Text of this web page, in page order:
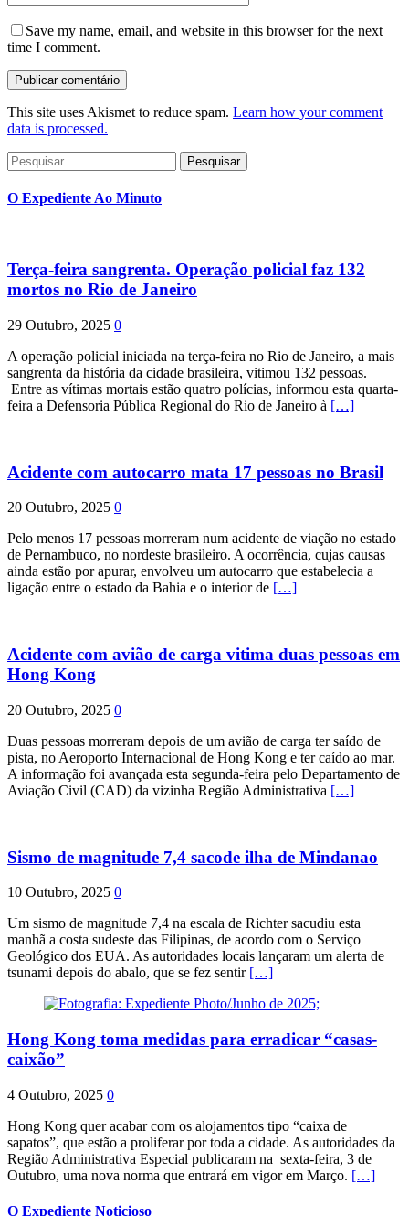
Save my name, email, and website in this browser for the next
time I comment.
This site uses Akismet to reduce spam. Learn how your comment
data is processed.
Pesquisar
por:
O Expediente Ao Minuto
Terça-feira sangrenta. Operação policial faz 132
mortos no Rio de Janeiro
29 Outubro, 2025 0
A operação policial iniciada na terça-feira no Rio de Janeiro, a mais
sangrenta da história da cidade brasileira, vitimou 132 pessoas.
Entre as vítimas mortais estão quatro polícias, informou esta quarta-
feira a Defensoria Pública Regional do Rio de Janeiro à […]
Acidente com autocarro mata 17 pessoas no Brasil
20 Outubro, 2025 0
Pelo menos 17 pessoas morreram num acidente de viação no estado
de Pernambuco, no nordeste brasileiro. A ocorrência, cujas causas
ainda estão por apurar, envolveu um autocarro que estabelecia a
ligação entre o estado da Bahia e o interior de […]
Acidente com avião de carga vitima duas pessoas em
Hong Kong
20 Outubro, 2025 0
Duas pessoas morreram depois de um avião de carga ter saído de
pista, no Aeroporto Internacional de Hong Kong e ter caído ao mar.
A informação foi avançada esta segunda-feira pelo Departamento de
Aviação Civil (CAD) da vizinha Região Administrativa […]
Sismo de magnitude 7,4 sacode ilha de Mindanao
10 Outubro, 2025 0
Um sismo de magnitude 7,4 na escala de Richter sacudiu esta
manhã a costa sudeste das Filipinas, de acordo com o Serviço
Geológico dos EUA. As autoridades locais lançaram um alerta de
tsunami depois do abalo, que se fez sentir […]
Hong Kong toma medidas para erradicar “casas-
caixão”
4 Outubro, 2025 0
Hong Kong quer acabar com os alojamentos tipo “caixa de
sapatos”, que estão a proliferar por toda a cidade. As autoridades da
Região Administrativa Especial publicaram na sexta-feira, 3 de
Outubro, uma nova norma que entrará em vigor em Março. […]
O Expediente Noticioso